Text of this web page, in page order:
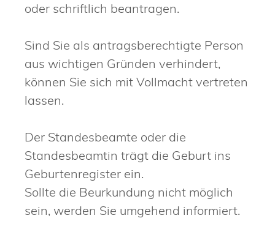
oder schriftlich beantragen.
Sind Sie als antragsberechtigte Person
aus wichtigen Gründen verhindert,
können Sie sich mit Vollmacht vertreten
lassen.
Der Standesbeamte oder die
Standesbeamtin trägt die Geburt ins
Geburtenregister ein.
Sollte die Beurkundung nicht möglich
sein, werden Sie umgehend informiert.